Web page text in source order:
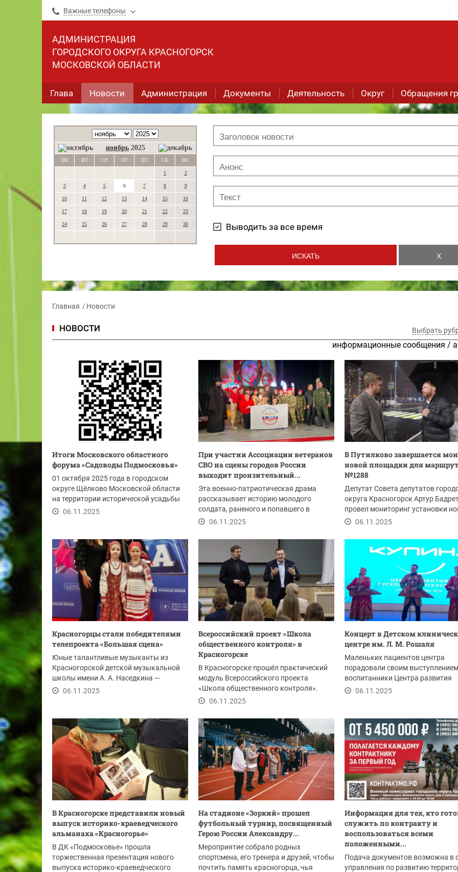
Важные телефоны
АДМИНИСТРАЦИЯ
ГОРОДСКОГО ОКРУГА КРАСНОГОРСК
МОСКОВСКОЙ ОБЛАСТИ
Глава Новости Администрация Документы Деятельность Округ Обращения
ноябрь 2025
ПН ВТ СР ЧТ ПТ СБ ВС
1 2
3 4 5 6 7 8 9
10 11 12 13 14 15 16
17 18 19 20 21 22 23
24 25 26 27 28 29 30 Выводить за все время
Главная Новости
НОВОСТИ Выбрать
информационные сообщения /
Итоги Московского областного
форума «Садоводы Подмосковья»
01 октября 2025 года в городском
округе Щёлково Московской области
на территории исторической усадьбы
«Гребнево»...
06.11.2025
При участии Ассоциации ветеранов
СВО на сцены городов России
выходит пронзительный...
Эта военно-патриотическая драма
рассказывает историю молодого
солдата, раненого и попавшего в
госпиталь. Там он...
06.11.2025
В Путилково завершается
новой площадки для
№1288
Депутат Совета депутатов
округа Красногорск Артур
провел мониторинг установки
06.11.2025
Красногорцы стали победителями
телепроекта «Большая сцена»
Юные талантливые музыканты из
Красногорской детской музыкальной
школы имени А. А. Наседкина —
Зеленецкая Ева и...
06.11.2025
Всероссийский проект «Школа
общественного контроля» в
Красногорске
В Красногорске прошёл практический
модуль Всероссийского проекта
«Школа общественного контроля».
Студенты вузов,...
06.11.2025
Концерт в Детском
центре им. Л. М. Рошаля
Маленьких пациентов центра
порадовали своим выступлением
воспитанники Центра развития
гусельного искусства «Купина»...
06.11.2025
В Красногорске представили новый
выпуск историко-краеведческого
альманаха «Красногорье»
В ДК «Подмосковье» прошла
торжественная презентация нового
выпуска историко-краеведческого
На стадионе «Зоркий» прошел
футбольный турнир, посвященный
Герою России Александру...
Мероприятие собрало родных
спортсмена, его тренера и друзей, чтобы
почтить память красногорца, чья
Информация для тех, кто
служить по контракту и
воспользоваться всеми
положенными...
Подача документов возможна в
управления по развитию